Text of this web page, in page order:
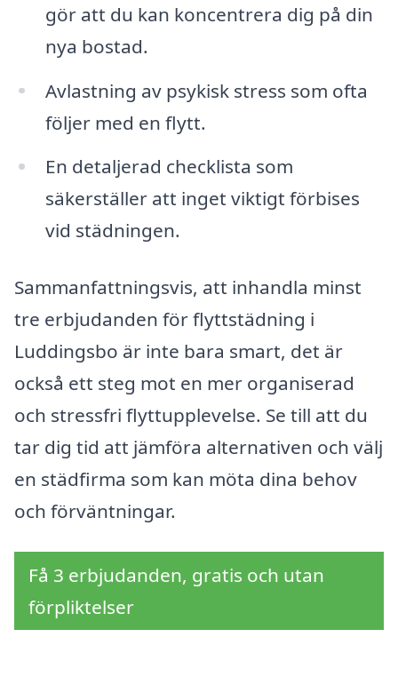
gör att du kan koncentrera dig på din
nya bostad.
Avlastning av psykisk stress som ofta
följer med en flytt.
En detaljerad checklista som
säkerställer att inget viktigt förbises
vid städningen.
Sammanfattningsvis, att inhandla minst
tre erbjudanden för flyttstädning i
Luddingsbo är inte bara smart, det är
också ett steg mot en mer organiserad
och stressfri flyttupplevelse. Se till att du
tar dig tid att jämföra alternativen och välj
en städfirma som kan möta dina behov
och förväntningar.
Få 3 erbjudanden, gratis och utan
förpliktelser